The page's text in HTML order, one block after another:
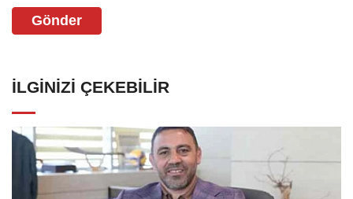
Gönder
İLGINIZI ÇEKEBILIR